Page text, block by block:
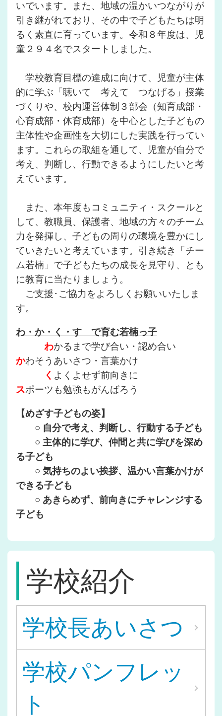
いでいます。また、地域の温かいつながりが
引き継がれており、その中で子どもたちは明
るく素直に育っています。令和８年度は、児
童２９４名でスタートしました。
学校教育目標の達成に向けて、児童が主体
的に学ぶ「聴いて 考えて つなげる」授業
づくりや、校内運営体制３部会（知育成部・
心育成部・体育成部）を中心とした子どもの
主体性や企画性を大切にした実践を行ってい
ます。これらの取組を通して、児童が自分で
考え、判断し、行動できるようにしたいと考
えています。
また、本年度もコミュニティ・スクールと
して、教職員、保護者、地域の方々のチーム
力を発揮し、子どもの周りの環境を豊かにし
ていきたいと考えています。引き続き「チー
ム若楠」で子どもたちの成長を見守り、とも
に教育に当たりましょう。
ご支援･ご協力をよろしくお願いいたしま
す。
わ・か・く・す で育む若楠っ子
わかるまで学び合い・認め合い
かわそうあいさつ・言葉かけ
く よくよせず前向きに
スポーツも勉強もがんばろう
【めざす子どもの姿】
○ 自分で考え、判断し、行動する子ども
○ 主体的に学び、仲間と共に学びを深め
る子ども
○ 気持ちのよい挨拶、温かい言葉かけが
できる子ども
○ あきらめず、前向きにチャレンジする
子ども
学校紹介
学校長あいさつ
学校パンフレッ
ト